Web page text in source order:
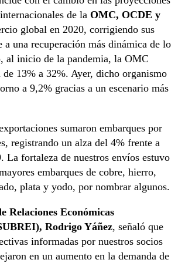
de la OMC, OCDE y
global en 2020, corrigiendo sus
a una recuperación más dinámica de lo
al inicio de la pandemia, la OMC
de 13% a 32%. Ayer, dicho organismo
a 9,2% gracias a un escenario más
sumaron embarques por
registrando un alza del 4% frente a
La fortaleza de nuestros envíos estuvo
embarques de cobre, hierro,
plata y yodo, por nombrar algunos.
Relaciones Económicas
Rodrigo Yáñez, señaló que
informadas por nuestros socios
en un aumento en la demanda de